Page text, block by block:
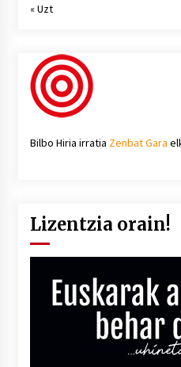
« Uzt
Bilbo Hiria irratia Zenbat Gara
Lizentzia orain!